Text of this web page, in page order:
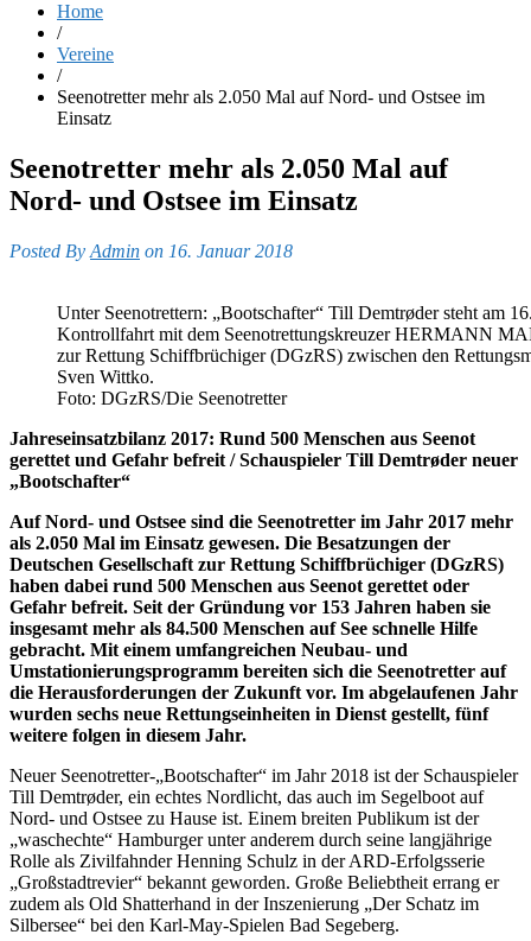
Home
/
Vereine
/
Seenotretter mehr als 2.050 Mal auf Nord- und Ostsee im
Einsatz
Seenotretter mehr als 2.050 Mal auf
Nord- und Ostsee im Einsatz
Posted By Admin on 16. Januar 2018
Unter Seenotrettern: „Bootschafter“ Till Demtrøder steht am
Kontrollfahrt mit dem Seenotrettungskreuzer HERMANN
zur Rettung Schiffbrüchiger (DGzRS) zwischen den
Sven Wittko.
Foto: DGzRS/Die Seenotretter
Jahreseinsatzbilanz 2017: Rund 500 Menschen aus Seenot
gerettet und Gefahr befreit / Schauspieler Till Demtrøder neuer
„Bootschafter“
Auf Nord- und Ostsee sind die Seenotretter im Jahr 2017 mehr
als 2.050 Mal im Einsatz gewesen. Die Besatzungen der
Deutschen Gesellschaft zur Rettung Schiffbrüchiger (DGzRS)
haben dabei rund 500 Menschen aus Seenot gerettet oder
Gefahr befreit. Seit der Gründung vor 153 Jahren haben sie
insgesamt mehr als 84.500 Menschen auf See schnelle Hilfe
gebracht. Mit einem umfangreichen Neubau- und
Umstationierungsprogramm bereiten sich die Seenotretter auf
die Herausforderungen der Zukunft vor. Im abgelaufenen Jahr
wurden sechs neue Rettungseinheiten in Dienst gestellt, fünf
weitere folgen in diesem Jahr.
Neuer Seenotretter-„Bootschafter“ im Jahr 2018 ist der Schauspieler
Till Demtrøder, ein echtes Nordlicht, das auch im Segelboot auf
Nord- und Ostsee zu Hause ist. Einem breiten Publikum ist der
„waschechte“ Hamburger unter anderem durch seine langjährige
Rolle als Zivilfahnder Henning Schulz in der ARD-Erfolgsserie
„Großstadtrevier“ bekannt geworden. Große Beliebtheit errang er
zudem als Old Shatterhand in der Inszenierung „Der Schatz im
Silbersee“ bei den Karl-May-Spielen Bad Segeberg.